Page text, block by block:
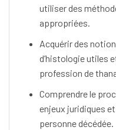
utiliser des
appropriées.
Acquérir des
d’histologie utiles
profession de
Comprendre le
enjeux juridiques
personne décédée.